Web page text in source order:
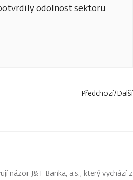
odolnost sektoru
Předchozí/Další
názor J&T Banka, a.s., který vychází z